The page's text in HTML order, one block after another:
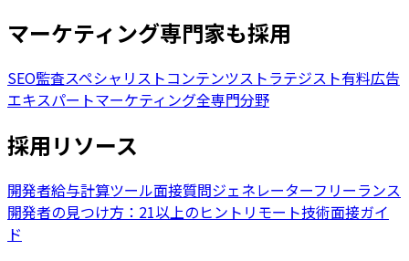
マーケティング専門家も採用
SEO監査スペシャリストコンテンツストラテジスト有料広告
エキスパートマーケティング全専門分野
採用リソース
開発者給与計算ツール面接質問ジェネレーターフリーランス
開発者の見つけ方：21以上のヒント リモート技術面接ガイ
ド